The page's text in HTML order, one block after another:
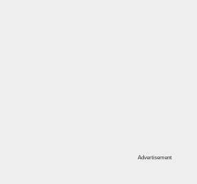
Advertisement